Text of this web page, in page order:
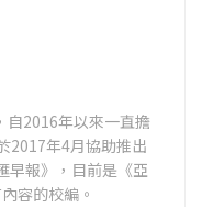
自2016年以來一直擔
2017年4月協助推出
早報》，目前是《亞
容的校編。